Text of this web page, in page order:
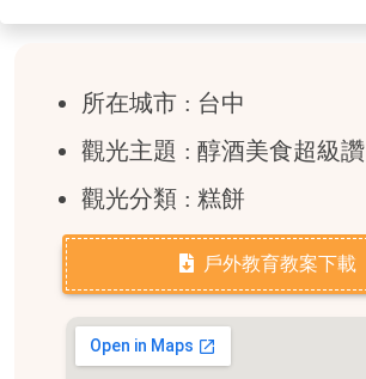
所在城市 : 台中
觀光主題 : 醇酒美食超級讚
觀光分類 : 糕餅
戶外教育教案下載